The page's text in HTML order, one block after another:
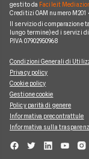
gestito da Facile.it
Creditizi OAM numero M201 •
Il servizio di comparazione
lungo termine) ed i servizi
P.IVA 07902950968
Condizioni Generali di
Privacy policy
Cookie policy
Gestione cookie
Policy parità di genere
Informativa precontrattule
Informativa sulla